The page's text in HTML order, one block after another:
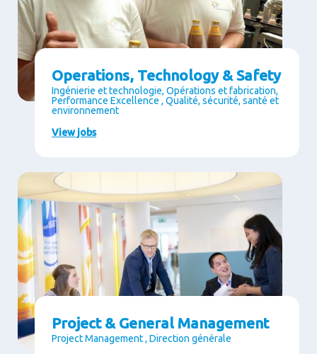
Operations, Technology & Safety
Ingénierie et technologie, Opérations et fabrication,
Performance Excellence , Qualité, sécurité, santé et
environnement
View jobs
Project & General Management
Project Management , Direction générale